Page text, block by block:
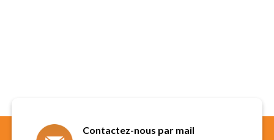
Contactez-nous par mail